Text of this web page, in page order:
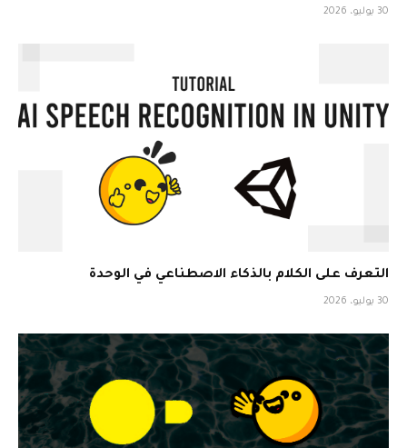
30 يوليو، 2026
التعرف على الكلام بالذكاء الاصطناعي في الوحدة
30 يوليو، 2026